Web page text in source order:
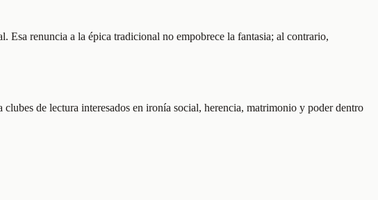
Esa renuncia a la épica tradicional no empobrece la fantasia; al contrario,
de lectura interesados en ironía social, herencia, matrimonio y poder dentro